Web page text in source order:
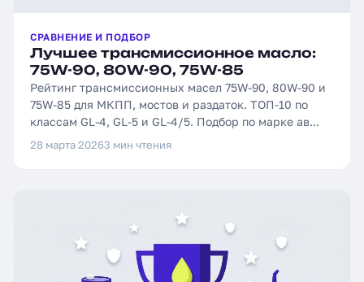
СРАВНЕНИЕ И ПОДБОР
Лучшее трансмиссионное масло:
75W-90, 80W-90, 75W-85
Рейтинг трансмиссионных масел 75W-90, 80W-90 и
75W-85 для МКПП, мостов и раздаток. ТОП-10 по
классам GL-4, GL-5 и GL-4/5. Подбор по марке ав...
28 марта 20263 мин чтения